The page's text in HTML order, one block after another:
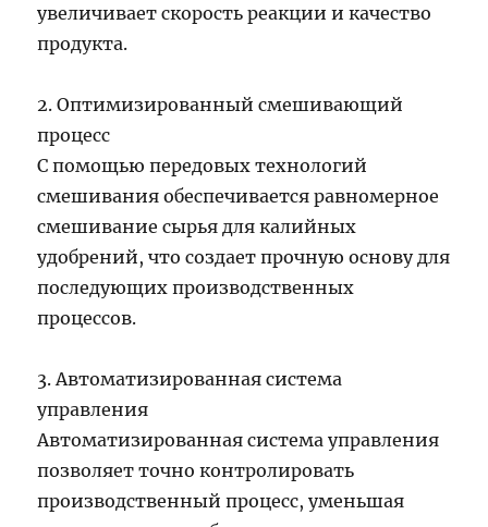
увеличивает скорость реакции и качество
продукта.
2. Оптимизированный смешивающий
процесс
С помощью передовых технологий
смешивания обеспечивается равномерное
смешивание сырья для калийных
удобрений, что создает прочную основу для
последующих производственных
процессов.
3. Автоматизированная система
управления
Автоматизированная система управления
позволяет точно контролировать
производственный процесс, уменьшая